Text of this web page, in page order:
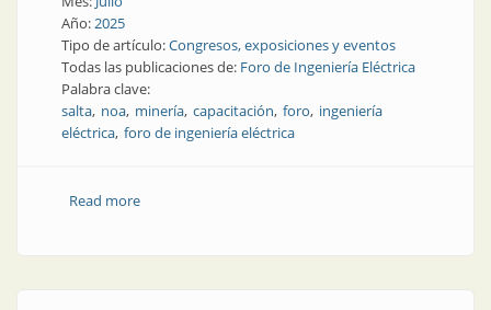
Año:2025
Tipo de artículo:Congresos, exposiciones y eventos
Todas las publicaciones de: Foro de Ingeniería Eléctrica
Palabra clave:
salta noa minería capacitación foro ingeniería
eléctrica foro de ingeniería eléctrica
Read moreabout Foro energético, ¿por qué en Salta?